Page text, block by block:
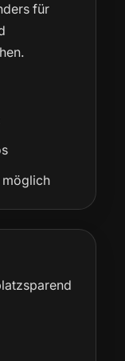
für
möglich